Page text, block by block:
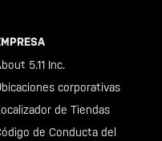
5.11 Inc.
corporativas
de Tiendas
de Conducta del